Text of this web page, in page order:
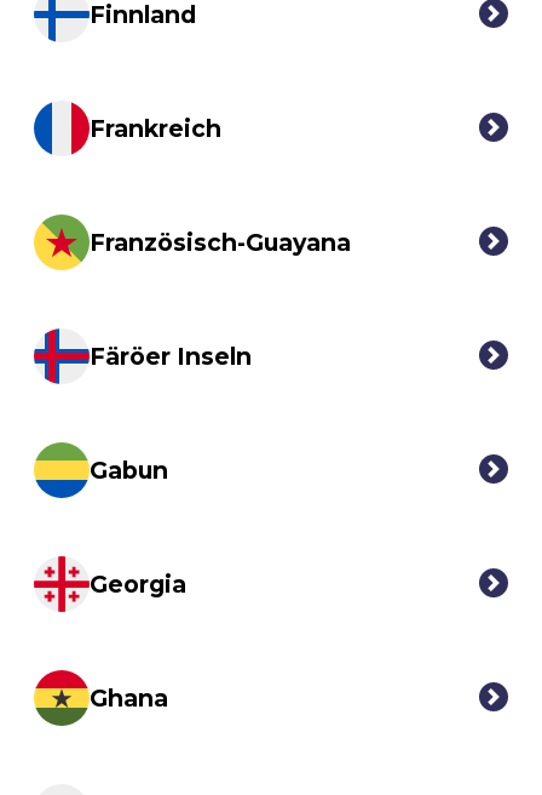
Finnland
Frankreich
Französisch-Guayana
Färöer Inseln
Gabun
Georgia
Ghana